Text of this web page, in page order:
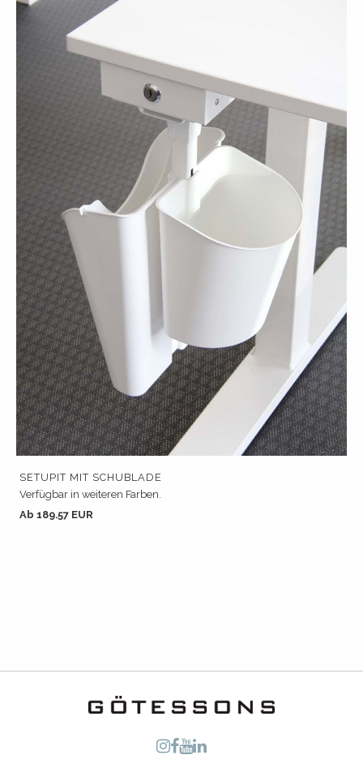
SETUPIT MIT SCHUBLADE
Verfügbar in weiteren Farben.
Ab 189.57 EUR